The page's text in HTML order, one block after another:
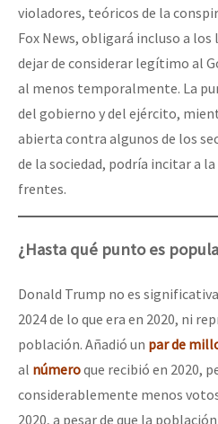
violadores, teóricos de la
Fox News, obligará incluso a
dejar de considerar legítimo al
al menos temporalmente. La
del gobierno y del ejército,
abierta contra algunos de los
de la sociedad, podría incitar a
frentes.
¿Hasta qué punto es
Donald Trump no es
2024 de lo que era en 2020, ni
población. Añadió un par de
al númeroque recibió en 2020,
considerablemente menos
2020, a pesar de que la